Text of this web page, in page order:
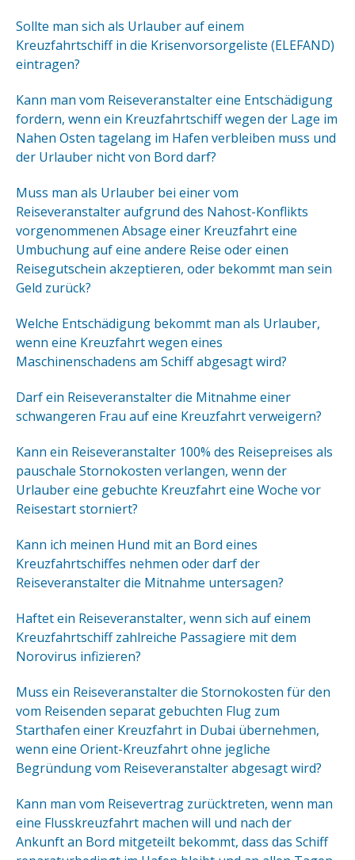
Sollte man sich als Urlauber auf einem
Kreuzfahrtschiff in die Krisenvorsorgeliste (ELEFAND)
eintragen?
Kann man vom Reiseveranstalter eine Entschädigung
fordern, wenn ein Kreuzfahrtschiff wegen der Lage im
Nahen Osten tagelang im Hafen verbleiben muss und
der Urlauber nicht von Bord darf?
Muss man als Urlauber bei einer vom
Reiseveranstalter aufgrund des Nahost-Konflikts
vorgenommenen Absage einer Kreuzfahrt eine
Umbuchung auf eine andere Reise oder einen
Reisegutschein akzeptieren, oder bekommt man sein
Geld zurück?
Welche Entschädigung bekommt man als Urlauber,
wenn eine Kreuzfahrt wegen eines
Maschinenschadens am Schiff abgesagt wird?
Darf ein Reiseveranstalter die Mitnahme einer
schwangeren Frau auf eine Kreuzfahrt verweigern?
Kann ein Reiseveranstalter 100% des Reisepreises als
pauschale Stornokosten verlangen, wenn der
Urlauber eine gebuchte Kreuzfahrt eine Woche vor
Reisestart storniert?
Kann ich meinen Hund mit an Bord eines
Kreuzfahrtschiffes nehmen oder darf der
Reiseveranstalter die Mitnahme untersagen?
Haftet ein Reiseveranstalter, wenn sich auf einem
Kreuzfahrtschiff zahlreiche Passagiere mit dem
Norovirus infizieren?
Muss ein Reiseveranstalter die Stornokosten für den
vom Reisenden separat gebuchten Flug zum
Starthafen einer Kreuzfahrt in Dubai übernehmen,
wenn eine Orient-Kreuzfahrt ohne jegliche
Begründung vom Reiseveranstalter abgesagt wird?
Kann man vom Reisevertrag zurücktreten, wenn man
eine Flusskreuzfahrt machen will und nach der
Ankunft an Bord mitgeteilt bekommt, dass das Schiff